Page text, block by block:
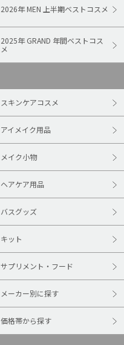
2026年 MEN 上半期ベストコスメ
2025年 GRAND 年間ベストコス
メ
スキンケアコスメ
アイメイク用品
メイク小物
ヘアケア用品
バスグッズ
キット
サプリメント・フード
メーカー別に探す
価格帯から探す